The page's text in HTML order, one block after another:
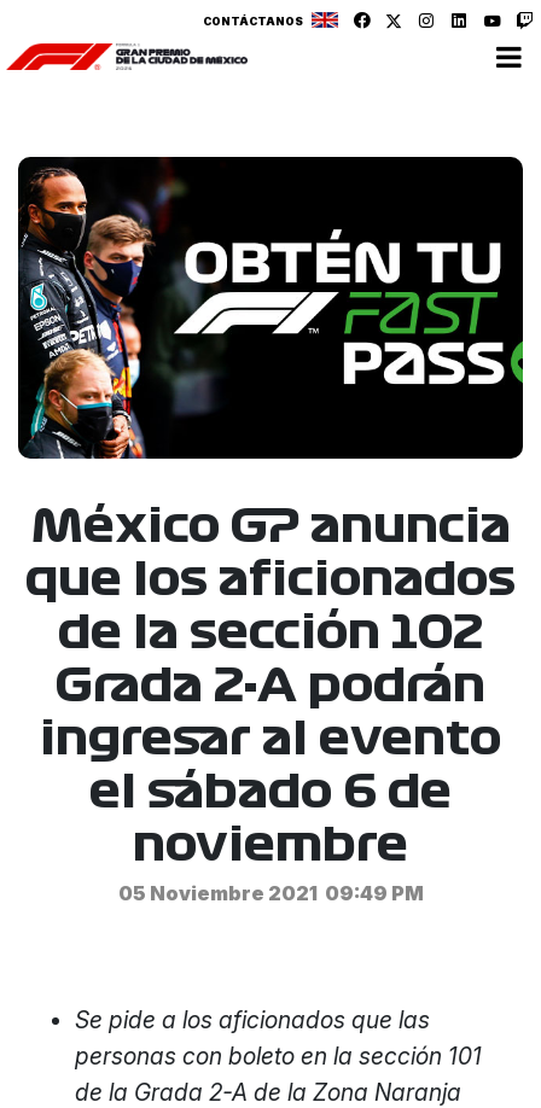
CONTÁCTANOS
México GP anuncia
que los aficionados
de la sección 102
Grada 2-A podrán
ingresar al evento
el sábado 6 de
noviembre
05 Noviembre 2021 09:49 PM
Se pide a los aficionados que las
personas con boleto en la sección 101
de la Grada 2-A de la Zona Naranja